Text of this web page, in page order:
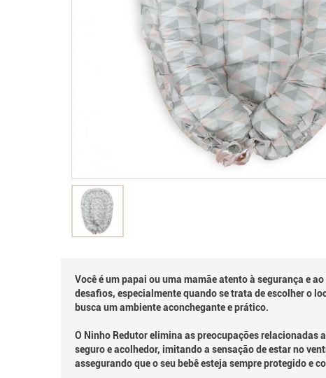
Você é um papai ou uma mamãe atento à segurança e
desafios, especialmente quando se trata de escolher o
busca um ambiente aconchegante e prático.
O Ninho Redutor elimina as preocupações
seguro e acolhedor, imitando a sensação de estar no
assegurando que o seu bebê esteja sempre protegido e